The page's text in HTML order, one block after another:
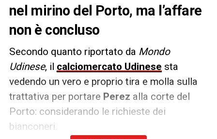
nel mirino del Porto, ma l’affare
non è concluso
Secondo quanto riportato da Mondo
Udinese, il calciomercato Udinese sta
vedendo un vero e proprio tira e molla sulla
trattativa per portare Perez alla corte del
Porto: considerando le richieste dei
bianconeri.